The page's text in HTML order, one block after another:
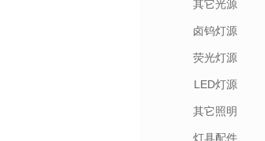
其它光源
卤钨灯源
荧光灯源
LED灯源
其它照明
灯具配件